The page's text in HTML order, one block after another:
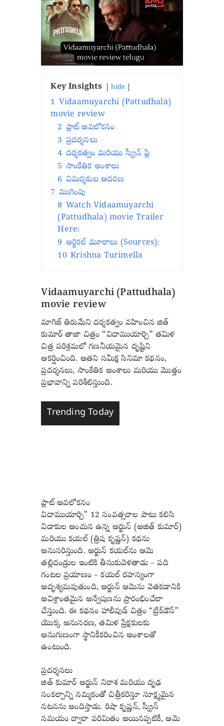
Key Insights hide
1 Vidaamuyarchi (Pattudhala)
movie review
2 ప్లాట్ అవలోకనం
3 ప్రదర్శనలు
4 దర్శకత్వం మరియు స్క్రీన్ ప్లే
5 సాంకేతిక అంశాలు
6 విమర్శకుల ఆదరణ
7 ముగింపు
8 Watch Vidaamuyarchi
(Pattudhala) movie Trailer
Here:
9 ఆర్టికల్ మూలాలు (Sources):
10 Krishna Turimella
Vidaamuyarchi (Pattudhala)
movie review
మాగిజ్ తిరుమేని దర్శకత్వం వహించిన జిత్
కుమార్ తాజా చిత్రం “విదాముయార్చి” తమిళ
చిత్ర పరిశ్రమలో గణనీయమైన దృష్టిని
ఆకర్షించింది. అతని సమీక్ష సినిమా కథనం,
ప్రదర్శనలు, సాంకేతిక అంశాలు మరియు మొత్తం
ప్రభావాన్ని పరిశీలిస్తుంది.
Trending Today
ప్లాట్ అవలోకనం
విదాముయార్చి” 12 సంవత్సరాల పాటు కలిసి
విడాకుల అంచున ఉన్న అర్జున్ (అజిత్ కుమార్)
మరియు కయల్ (త్రిష కృష్ణన్) కథను
అనుసరిస్తుంది. అర్జున్ కయల్‌ను ఆమె
తల్లిదండ్రుల ఇంటికి తీసుకువెళతాడు – పది
గంటల ప్రయాణం – కయల్ రహస్యంగా
అదృశ్యమవుతుంది, అర్జున్ ఆమెను వెతకడానికి
అవిశ్రాంతమైన అన్వేషణను ప్రారంభించేలా
చేస్తుంది. ఈ కథనం హాలీవుడ్ చిత్రం “బ్రేక్‌డౌన్”
యొక్క అనుసరణ, తమిళ ప్రేక్షకులకు
అనుగుణంగా స్థానికీకరించిన అంశాలతో
ఉంటుంది.
ప్రదర్శనలు
జిత్ కుమార్ అర్జున్ నిరాశ మరియు దృఢ
సంకల్పాన్ని నమ్మకంతో చిత్రీకరిస్తూ సూక్ష్మమైన
నటనను అందిస్తాడు. రిషా కృష్ణన్, స్క్రీన్
సమయం ద్వారా పరిమితం అయినప్పటికీ, ఆమె